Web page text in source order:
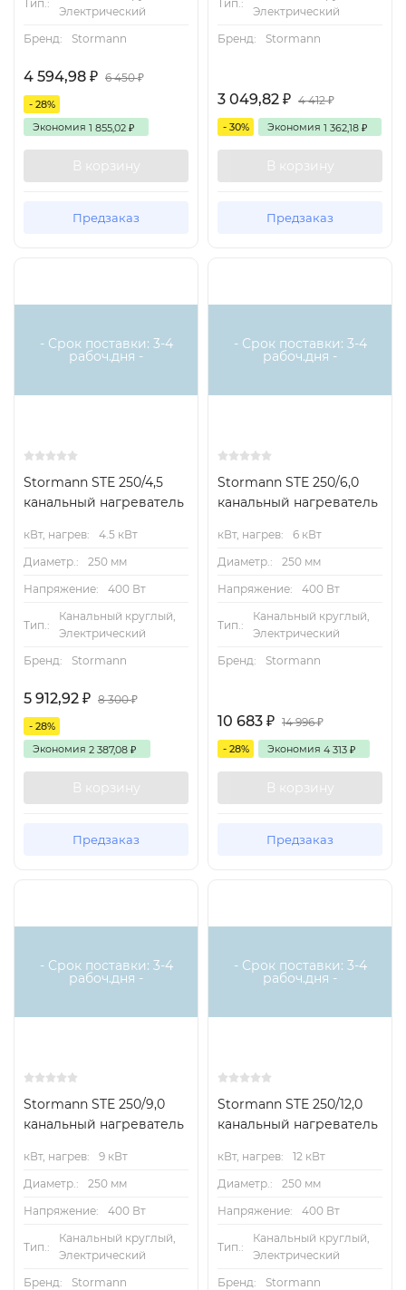
Тип.:
Электрический
Бренд:
Stormann
4 594,98 ₽ 6 450₽
- 28%
Экономия 1 855,02 ₽
В корзину
Предзаказ
Тип.:
Электрический
Бренд:
Stormann
3 049,82 ₽ 4 412₽
- 30% Экономия 1 362,18 ₽
В корзину
Предзаказ
- Срок поставки: 3-4
рабоч.дня -
Stormann STE 250/4,5
канальный нагреватель
кВт, нагрев:
4.5 кВт
Диаметр.:
250 мм
Напряжение:
400 Вт
Тип.:
Канальный круглый,
Электрический
Бренд:
Stormann
5 912,92 ₽ 8 300₽
- 28%
Экономия 2 387,08 ₽
В корзину
Предзаказ
- Срок поставки: 3-4
рабоч.дня -
Stormann STE 250/6,0
канальный нагреватель
кВт, нагрев:
6 кВт
Диаметр.:
250 мм
Напряжение:
400 Вт
Тип.:
Канальный круглый,
Электрический
Бренд:
Stormann
10 683 ₽ 14 996₽
- 28% Экономия 4 313 ₽
В корзину
Предзаказ
- Срок поставки: 3-4
рабоч.дня -
Stormann STE 250/9,0
канальный нагреватель
кВт, нагрев:
9 кВт
Диаметр.:
250 мм
Напряжение:
400 Вт
Тип.:
Канальный круглый,
Электрический
Бренд:
Stormann
- Срок поставки: 3-4
рабоч.дня -
Stormann STE 250/12,0
канальный нагреватель
кВт, нагрев:
12 кВт
Диаметр.:
250 мм
Напряжение:
400 Вт
Тип.:
Канальный круглый,
Электрический
Бренд:
Stormann